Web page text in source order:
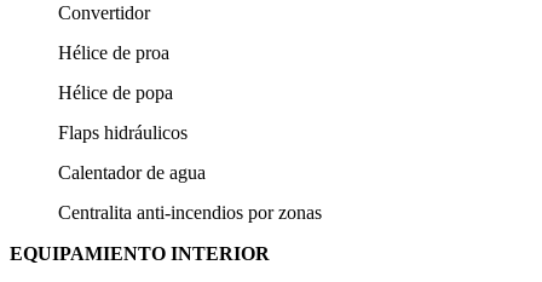
Convertidor
Hélice de proa
Hélice de popa
Flaps hidráulicos
Calentador de agua
Centralita anti-incendios por zonas
EQUIPAMIENTO INTERIOR